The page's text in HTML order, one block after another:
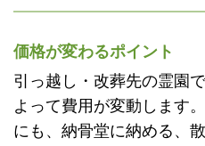
価格が変わるポイント
引っ越し・改葬先の霊園
よって費用が変動します
にも、納骨堂に納める、